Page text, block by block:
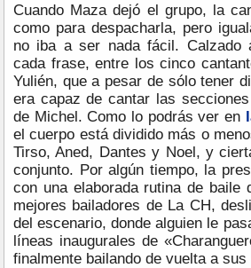
Cuando Maza dejó el grupo, la
como para despacharla, pero
no iba a ser nada fácil. Calzado
cada frase, entre los cinco
Yulién, que a pesar de sólo tener
era capaz de cantar las
de Michel. Como lo podrás ver en
el cuerpo está dividido más o
Tirso, Aned, Dantes y Noel, y
conjunto. Por algún tiempo, la
con una elaborada rutina de baile
mejores bailadores de La CH,
del escenario, donde alguien le
líneas inaugurales de
finalmente bailando de vuelta a